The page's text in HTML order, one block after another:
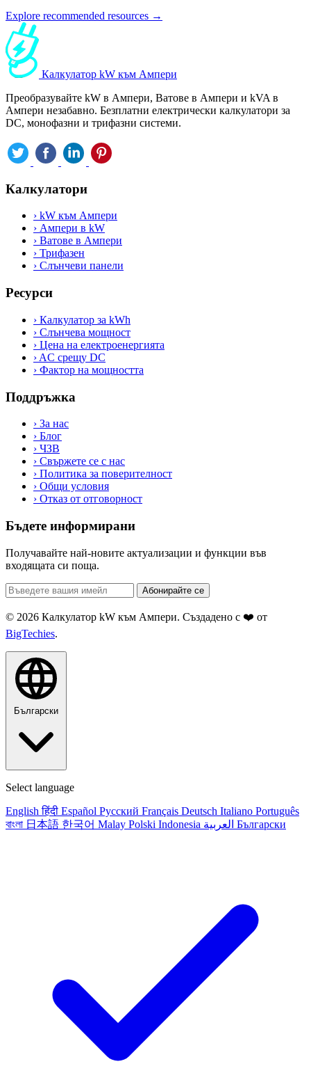
Explore recommended resources →
Калкулатор kW към Ампери
Преобразувайте kW в Ампери, Ватове в Ампери и kVA в
Ампери незабавно. Безплатни електрически калкулатори за
DC, монофазни и трифазни системи.
Калкулатори
› kW към Ампери
› Ампери в kW
› Ватове в Ампери
› Трифазен
› Слънчеви панели
Ресурси
› Калкулатор за kWh
› Слънчева мощност
› Цена на електроенергията
› AC срещу DC
› Фактор на мощността
Поддръжка
› За нас
› Блог
› ЧЗВ
› Свържете се с нас
› Политика за поверителност
› Общи условия
› Отказ от отговорност
Бъдете информирани
Получавайте най-новите актуализации и функции във
входящата си поща.
Абонирайте се
© 2026 Калкулатор kW към Ампери. Създадено с ❤️ от
BigTechies.
Български
Select language
English हिंदी Español Русский Français Deutsch Italiano Português
বাংলা 日本語 한국어 Malay Polski Indonesia العربية Български